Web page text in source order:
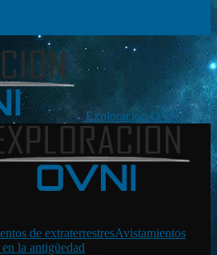
Exploración OVNI
de extraterrestresAvistamientos
la antigüedad